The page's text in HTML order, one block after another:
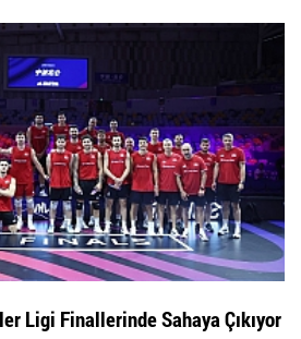
Ligi Finallerinde Sahaya Çıkıyor